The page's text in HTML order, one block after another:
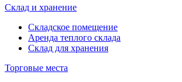
Склад и хранение
Складское помещение
Аренда теплого склада
Склад для хранения
Торговые места